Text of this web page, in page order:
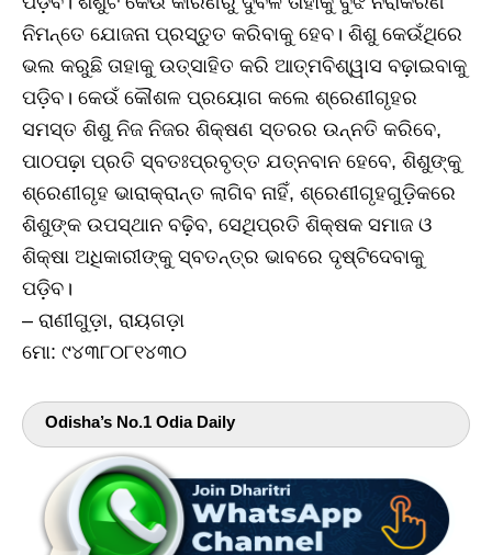
ନିମନ୍ତେ ଯୋଜନା ପ୍ରସ୍ତୁତ କରିବାକୁ ହେବ। ଶିଶୁ କେଉଁଥିରେ
ଭଲ କରୁଛି ତାହାକୁ ଉତ୍ସାହିତ କରି ଆତ୍ମବିଶ୍ୱାସ ବଢ଼ାଇବାକୁ
ପଡ଼ିବ। କେଉଁ କୌଶଳ ପ୍ରୟୋଗ କଲେ ଶ୍ରେଣୀଗୃହର
ସମସ୍ତ ଶିଶୁ ନିଜ ନିଜର ଶିକ୍ଷଣ ସ୍ତରର ଉନ୍ନତି କରିବେ,
ପାଠପଢ଼ା ପ୍ରତି ସ୍ବତଃପ୍ରବୃତ୍ତ ଯତ୍ନବାନ ହେବେ, ଶିଶୁଙ୍କୁ
ଶ୍ରେଣୀଗୃହ ଭାରାକ୍ରାନ୍ତ ଲାଗିବ ନାହିଁ, ଶ୍ରେଣୀଗୃହଗୁଡ଼ିକରେ
ଶିଶୁଙ୍କ ଉପସ୍ଥାନ ବଢ଼ିବ, ସେଥିପ୍ରତି ଶିକ୍ଷକ ସମାଜ ଓ
ଶିକ୍ଷା ଅଧିକାରୀଙ୍କୁ ସ୍ବତନ୍ତ୍ର ଭାବରେ ଦୃଷ୍ଟିଦେବାକୁ
ପଡ଼ିବ।
– ରାଣୀଗୁଡ଼ା, ରାୟଗଡ଼ା
ମୋ: ୯୪୩୮୦୮୧୪୩୦
Odisha’s No.1 Odia Daily